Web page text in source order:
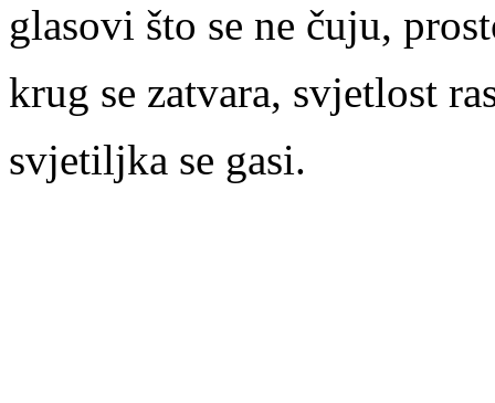
glasovi što se ne čuju,
krug se zatvara, svjetlost
svjetiljka se gasi.